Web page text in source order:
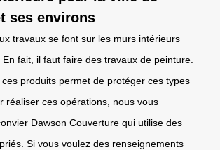
ses environs
travaux se font sur les murs intérieurs
fait, il faut faire des travaux de peinture.
produits permet de protéger ces types
réaliser ces opérations, nous vous
Dawson Couverture qui utilise des
Si vous voulez des renseignements